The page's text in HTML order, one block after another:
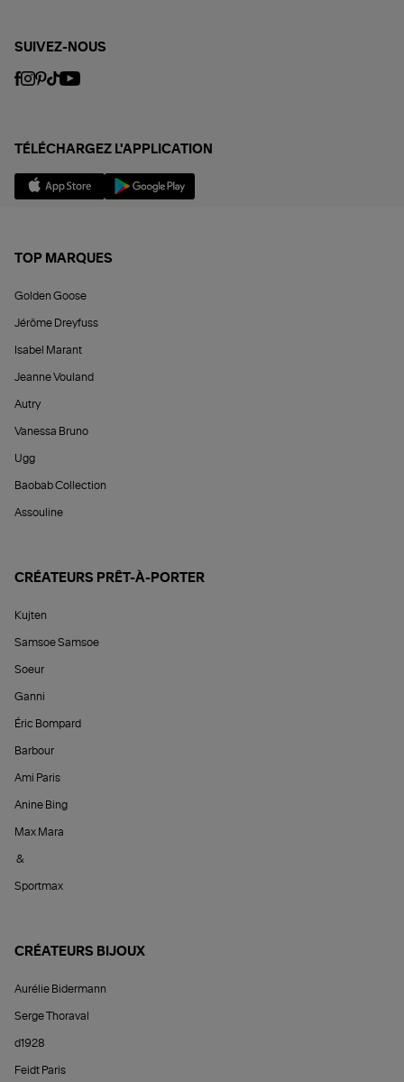
SUIVEZ-NOUS
TÉLÉCHARGEZ L'APPLICATION
TOP MARQUES
Golden Goose
Jérôme Dreyfuss
Isabel Marant
Jeanne Vouland
Autry
Vanessa Bruno
Ugg
Baobab Collection
Assouline
CRÉATEURS PRÊT-À-PORTER
Kujten
Samsoe Samsoe
Soeur
Ganni
Éric Bompard
Barbour
Ami Paris
Anine Bing
Max Mara
&
Sportmax
CRÉATEURS BIJOUX
Aurélie Bidermann
Serge Thoraval
d1928
Feidt Paris